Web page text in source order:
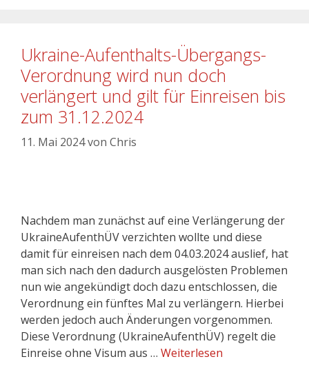
Ukraine-Aufenthalts-Übergangs-
Verordnung wird nun doch
verlängert und gilt für Einreisen bis
zum 31.12.2024
11. Mai 2024von Chris
Nachdem man zunächst auf eine Verlängerung der
UkraineAufenthÜV verzichten wollte und diese
damit für einreisen nach dem 04.03.2024 auslief, hat
man sich nach den dadurch ausgelösten Problemen
nun wie angekündigt doch dazu entschlossen, die
Verordnung ein fünftes Mal zu verlängern. Hierbei
werden jedoch auch Änderungen vorgenommen.
Diese Verordnung (UkraineAufenthÜV) regelt die
Einreise ohne Visum aus … Weiterlesen